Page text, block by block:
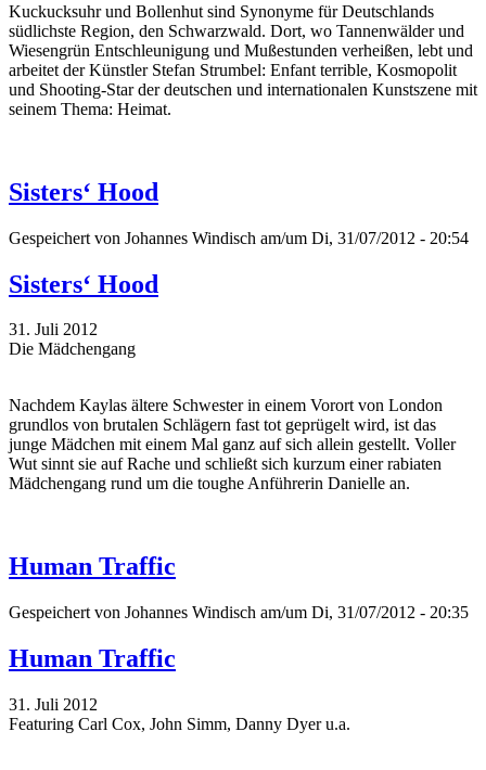
Kuckucksuhr und Bollenhut sind Synonyme für Deutschlands
südlichste Region, den Schwarzwald. Dort, wo Tannenwälder und
Wiesengrün Entschleunigung und Mußestunden verheißen, lebt und
arbeitet der Künstler Stefan Strumbel: Enfant terrible, Kosmopolit
und Shooting-Star der deutschen und internationalen Kunstszene mit
seinem Thema: Heimat.
Sisters‘ Hood
Gespeichert von Johannes Windisch am/um Di, 31/07/2012 - 20:54
Sisters‘ Hood
31. Juli 2012
Die Mädchengang
Nachdem Kaylas ältere Schwester in einem Vorort von London
grundlos von brutalen Schlägern fast tot geprügelt wird, ist das
junge Mädchen mit einem Mal ganz auf sich allein gestellt. Voller
Wut sinnt sie auf Rache und schließt sich kurzum einer rabiaten
Mädchengang rund um die toughe Anführerin Danielle an.
Human Traffic
Gespeichert von Johannes Windisch am/um Di, 31/07/2012 - 20:35
Human Traffic
31. Juli 2012
Featuring Carl Cox, John Simm, Danny Dyer u.a.